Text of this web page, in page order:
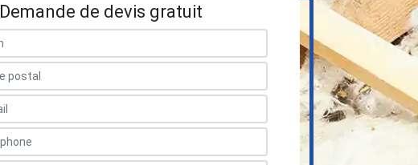
Demande de devis gratuit